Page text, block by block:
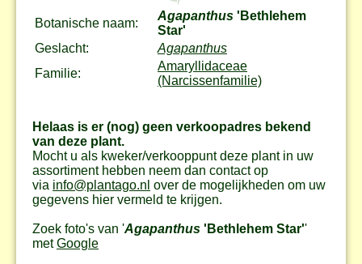
Botanische naam:
Agapanthus 'Bethlehem
Star'
Geslacht:
Agapanthus
Familie:
Amaryllidaceae
(Narcissenfamilie)
Helaas is er (nog) geen verkoopadres bekend
van deze plant.
Mocht u als kweker/verkooppunt deze plant in uw
assortiment hebben neem dan contact op
via info@plantago.nl over de mogelijkheden om uw
gegevens hier vermeld te krijgen.
Zoek foto's van 'Agapanthus 'Bethlehem Star''
metGoogle